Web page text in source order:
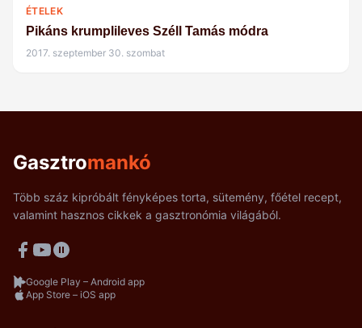
ÉTELEK
Pikáns krumplileves Széll Tamás módra
2017. szeptember 30. szombat
Gasztromankó
Több száz kipróbált fényképes torta, sütemény, főétel recept,
valamint hasznos cikkek a gasztronómia világából.
Google Play – Android app
App Store – iOS app